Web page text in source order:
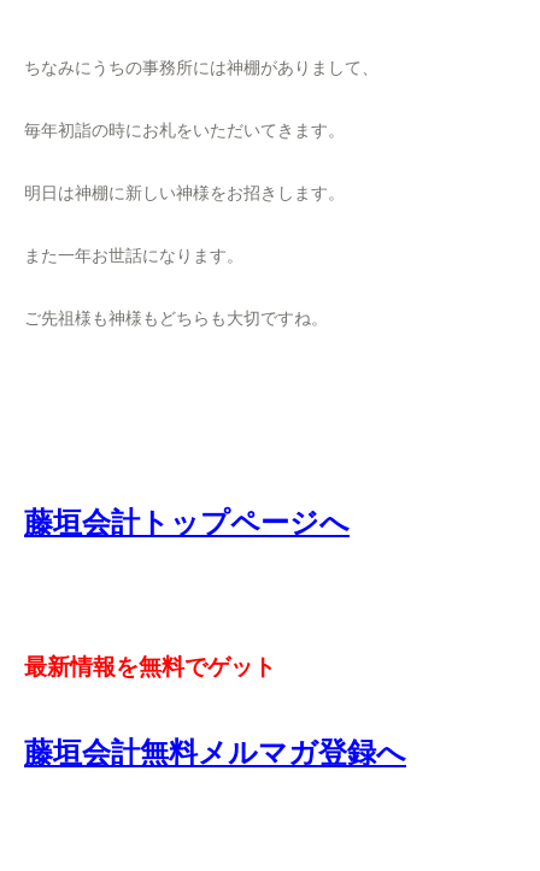
ちなみにうちの事務所には神棚がありまして、
毎年初詣の時にお札をいただいてきます。
明日は神棚に新しい神様をお招きします。
また一年お世話になります。
ご先祖様も神様もどちらも大切ですね。
藤垣会計トップページへ
最新情報を無料でゲット
藤垣会計無料メルマガ登録へ